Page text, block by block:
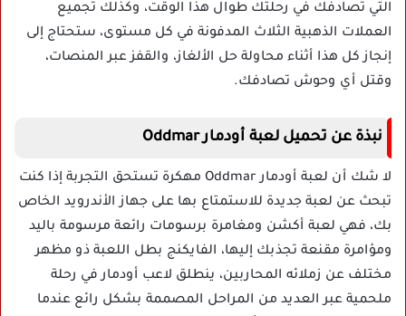
التي تصادفك في رحلتك طوال هذا الوقت، وكذلك تجميع
العملات الذهبية الثلاث المدفونة في كل مستوى، ستحتاج إلى
إنجاز كل هذا أثناء محاولة حل الألغاز، والقفز عبر المنصات،
وقتل أي وحوش تصادفك.
نبذة عن تحميل لعبة أودمار Oddmar
لا شك أن لعبة أودمار Oddmar مهكرة تستحق التجربة إذا كنت
تبحث عن لعبة جديدة للاستمتاع بها على جهاز الأندرويد الخاص
بك، فهي لعبة أكشن ومغامرة برسومات رائعة مرسومة باليد
ومؤامرة مقنعة تجذبك إليها، الفايكنج بطل اللعبة ذو مظهر
مختلف عن زملائه المحاربين، ينطلق لاعب أودمار في رحلة
ملحمية عبر العديد من المراحل المصممة بشكل رائع عندما